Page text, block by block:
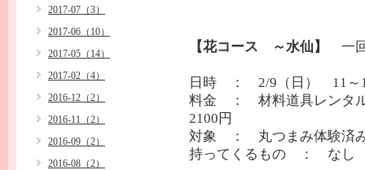
【花コース ～水仙】 一
日時 ： 2/9（日） 11～
料金 ： 材料道具レン
2100円
対象 ： 丸つまみ体験済
持ってくるもの ： なし
2017-07（3）
2017-06（10）
2017-05（14）
2017-02（4）
2016-12（2）
2016-11（2）
2016-09（2）
2016-08（2）